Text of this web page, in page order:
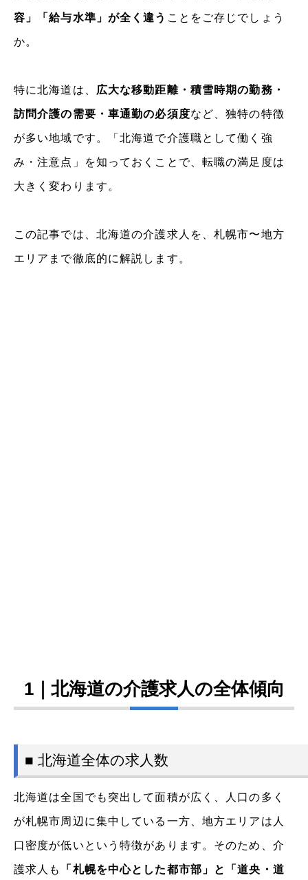
容」「給与水準」が全く違う ことをご存じでしょう
か。
特に北海道は、 広大な移動距離・積雪時期の勤務・
訪問介護の需要・車通勤の必須度など、独特の特徴
が多い地域です。「北海道で介護職として働く強
み・注意点」を知っておくことで、転職の満足度は
大きく変わります。
この記事では、北海道の介護求人を、札幌市〜地方
エリアまで徹底的に解説します。
1｜北海道の介護求人の全体傾向
■ 北海道全体の求人数
北海道は全国でも突出して面積が広く、人口の多く
が札幌市周辺に集中している一方、地方エリアは人
口密度が低いという特徴があります。そのため、介
護求人も 「札幌を中心とした都市部」と「道央・道